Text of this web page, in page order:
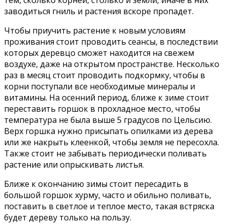
заводиться гниль и растения вскоре пропадет.
Чтобы приучить растение к новым условиям
проживания стоит проводить сеансы, в последствии
которых деревцо сможет находится на свежем
воздухе, даже на открытом пространстве. Несколько
раз в месяц стоит проводить подкормку, чтобы в
корни поступали все необходимые минералы и
витамины. На осенний период, ближе к зиме стоит
переставить горшок в прохладное место, чтобы
температура не была выше 5 градусов по Цельсию.
Верх горшка нужно присыпать опилками из дерева
или же накрыть клеенкой, чтобы земля не пересохла.
Также стоит не забывать периодически поливать
растение или опрыскивать листья.
Ближе к окончанию зимы стоит пересадить в
большой горшок хурму, часто и обильно поливать,
поставить в светлое и теплое место, такая встряска
будет дереву только на пользу.